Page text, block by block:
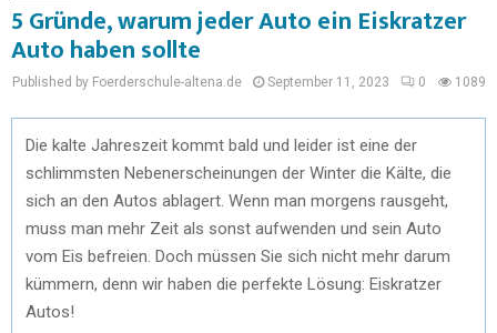
5 Gründe, warum jeder Auto ein Eiskratzer
Auto haben sollte
Published by Foerderschule-altena.de September 11, 2023 0 1089
Die kalte Jahreszeit kommt bald und leider ist eine der
schlimmsten Nebenerscheinungen der Winter die Kälte, die
sich an den Autos ablagert. Wenn man morgens rausgeht,
muss man mehr Zeit als sonst aufwenden und sein Auto
vom Eis befreien. Doch müssen Sie sich nicht mehr darum
kümmern, denn wir haben die perfekte Lösung: Eiskratzer
Autos!